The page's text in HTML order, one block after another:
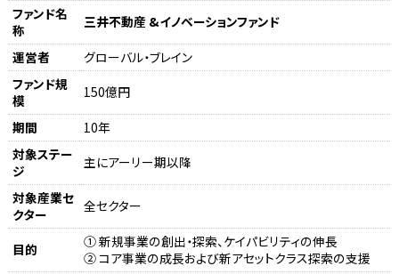
ファンド名
称
三井不動産 &イノベーションファンド
運営者
グローバル・ブレイン
ファンド規
模
150億円
期間
10年
対象ステー
ジ
主にアーリー期以降
対象産業セ
クター
全セクター
目的
① 新規事業の創出・探索、ケイパビリティの伸長
② コア事業の成長および新アセットクラス探索の支援